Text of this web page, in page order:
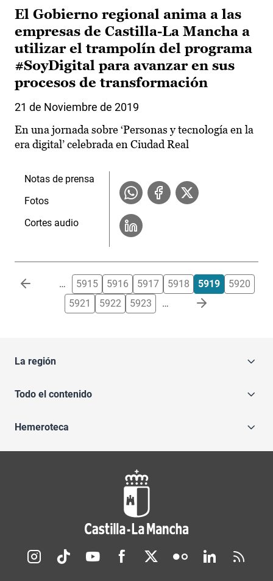
El Gobierno regional anima a las
empresas de Castilla-La Mancha a
utilizar el trampolín del programa
#SoyDigital para avanzar en sus
procesos de transformación
21 de Noviembre de 2019
En una jornada sobre ‘Personas y tecnología en la
era digital’ celebrada en Ciudad Real
Notas de prensa
Fotos
Cortes audio
Paginación … 5915 5916 5917 5918 5919
5920
5921
5922 5923 …
La región
Todo el contenido
Hemeroteca
Redes sociales JCCM